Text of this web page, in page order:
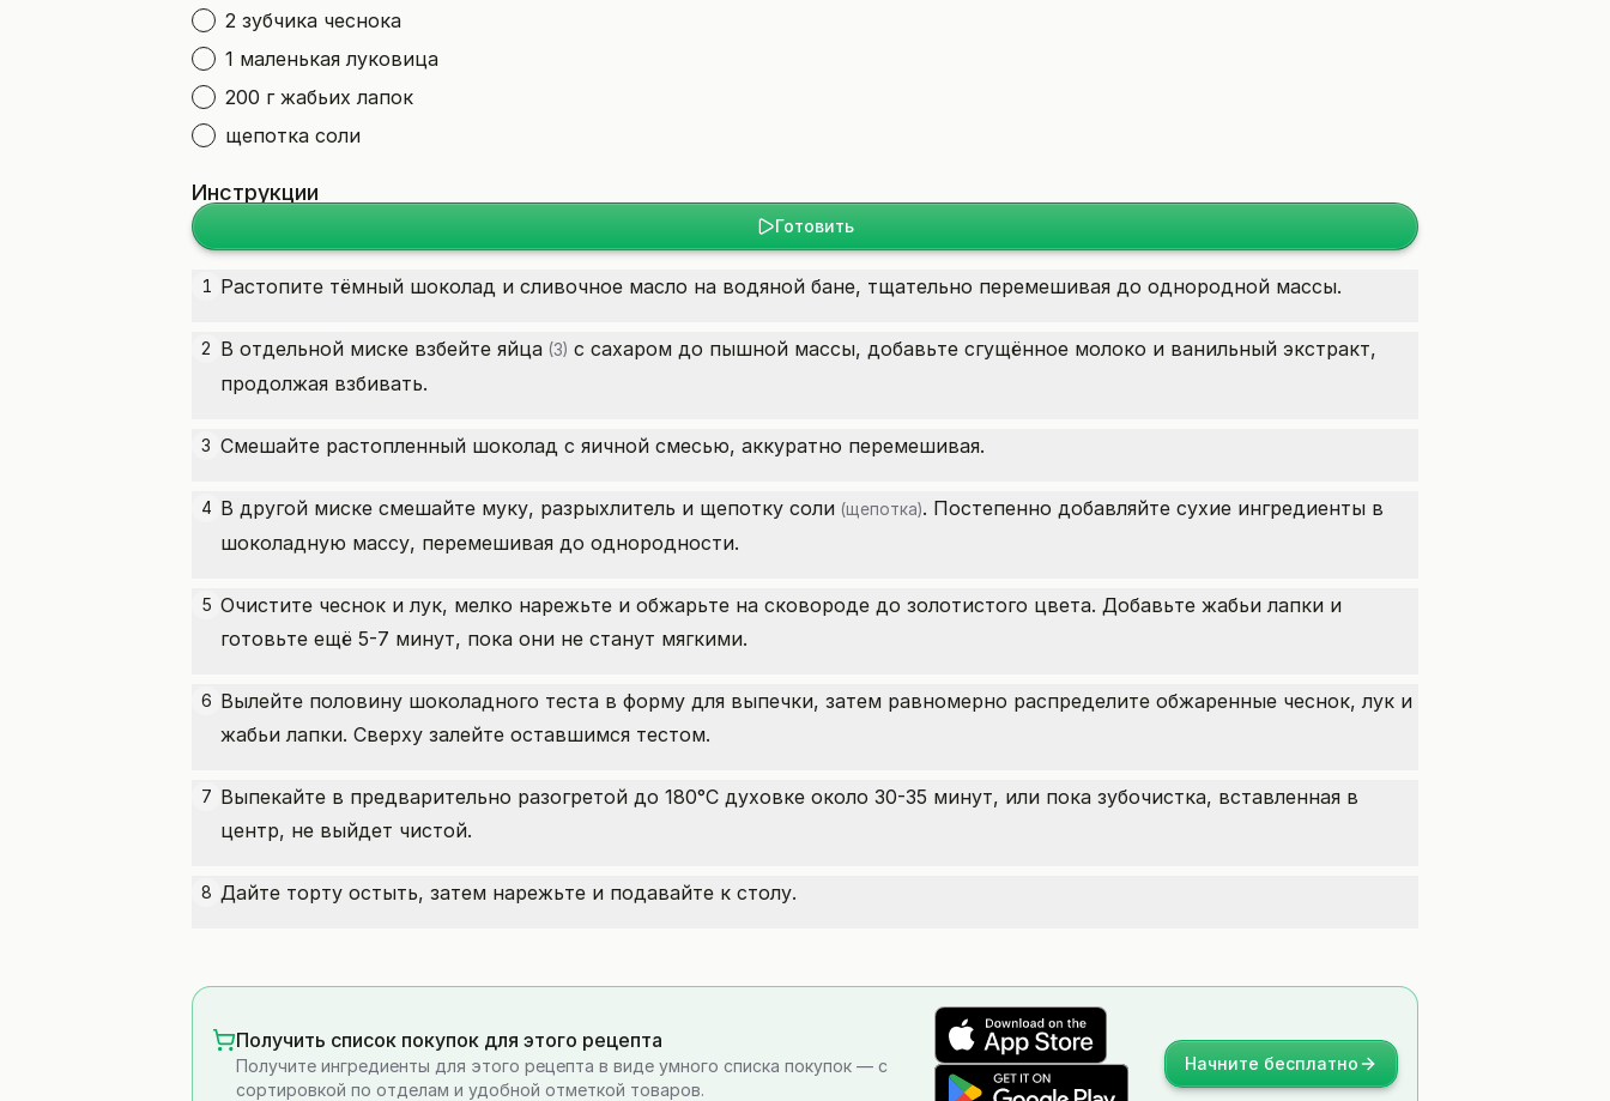
2 зубчика чеснока
1 маленькая луковица
200 г жабьих лапок
щепотка соли
Инструкции
Готовить
1 Растопите тёмный шоколад и сливочное масло на водяной бане, тщательно перемешивая до однородной массы.
2 В отдельной миске взбейте яйца (3) с сахаром до пышной массы, добавьте сгущённое молоко и ванильный экстракт,
продолжая взбивать.
3 Смешайте растопленный шоколад с яичной смесью, аккуратно перемешивая.
4 В другой миске смешайте муку, разрыхлитель и щепотку соли (щепотка). Постепенно добавляйте сухие ингредиенты в
шоколадную массу, перемешивая до однородности.
5 Очистите чеснок и лук, мелко нарежьте и обжарьте на сковороде до золотистого цвета. Добавьте жабьи лапки и
готовьте ещё 5-7 минут, пока они не станут мягкими.
6 Вылейте половину шоколадного теста в форму для выпечки, затем равномерно распределите обжаренные чеснок, лук и
жабьи лапки. Сверху залейте оставшимся тестом.
7 Выпекайте в предварительно разогретой до 180°C духовке около 30-35 минут, или пока зубочистка, вставленная в
центр, не выйдет чистой.
8 Дайте торту остыть, затем нарежьте и подавайте к столу.
Получить список покупок для этого рецепта
Получите ингредиенты для этого рецепта в виде умного списка покупок — с
сортировкой по отделам и удобной отметкой товаров.
Начните бесплатно